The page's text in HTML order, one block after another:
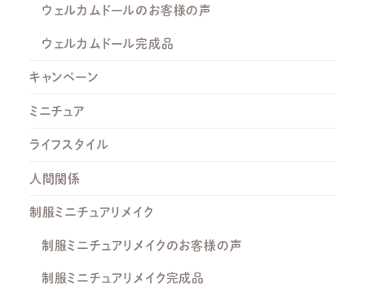
ウェルカムドールのお客様の声
ウェルカムドール完成品
キャンペーン
ミニチュア
ライフスタイル
人間関係
制服ミニチュアリメイク
制服ミニチュアリメイクのお客様の声
制服ミニチュアリメイク完成品